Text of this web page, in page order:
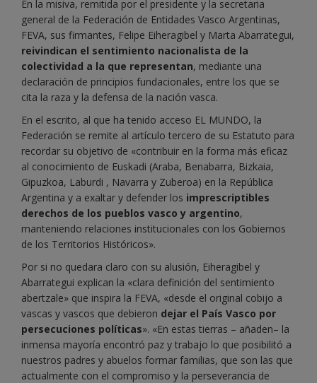
En la misiva, remitida por el presidente y la secretaria
general de la Federación de Entidades Vasco Argentinas,
FEVA, sus firmantes, Felipe Eiheragibel y Marta Abarrategui,
reivindican el sentimiento nacionalista de la
colectividad a la que representan, mediante una
declaración de principios fundacionales, entre los que se
cita la raza y la defensa de la nación vasca.
En el escrito, al que ha tenido acceso EL MUNDO, la
Federación se remite al artículo tercero de su Estatuto para
recordar su objetivo de «contribuir en la forma más eficaz
al conocimiento de Euskadi (Araba, Benabarra, Bizkaia,
Gipuzkoa, Laburdi , Navarra y Zuberoa) en la República
Argentina y a exaltar y defender los imprescriptibles
derechos de los pueblos vasco y argentino,
manteniendo relaciones institucionales con los Gobiernos
de los Territorios Históricos».
Por si no quedara claro con su alusión, Eiheragibel y
Abarrategui explican la «clara definición del sentimiento
abertzale» que inspira la FEVA, «desde el original cobijo a
vascas y vascos que debieron dejar el País Vasco por
persecuciones políticas». «En estas tierras – añaden– la
inmensa mayoría encontró paz y trabajo lo que posibilitó a
nuestros padres y abuelos formar familias, que son las que
actualmente con el compromiso y la perseverancia de